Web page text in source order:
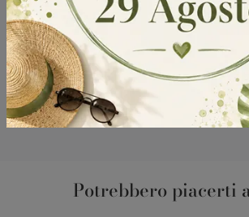
Potrebbero piacerti